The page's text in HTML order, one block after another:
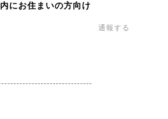
にお住まいの方向け
通報する